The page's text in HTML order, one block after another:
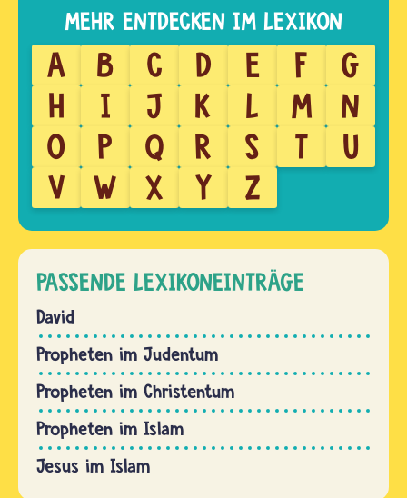
A B C D E F
G
H
I J K L M
N
O
P Q R S T
U
V
W X Y Z
PASSENDE LEXIKONEINTRÄGE
David
Propheten im Judentum
Propheten im Christentum
Propheten im Islam
Jesus im Islam